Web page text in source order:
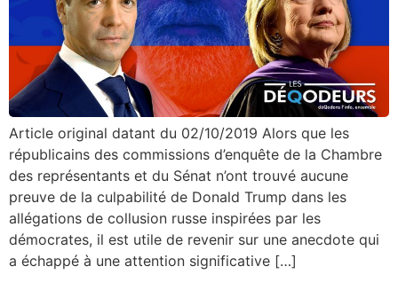
Article original datant du 02/10/2019 Alors que les
républicains des commissions d’enquête de la Chambre
des représentants et du Sénat n’ont trouvé aucune
preuve de la culpabilité de Donald Trump dans les
allégations de collusion russe inspirées par les
démocrates, il est utile de revenir sur une anecdote qui
a échappé à une attention significative […]